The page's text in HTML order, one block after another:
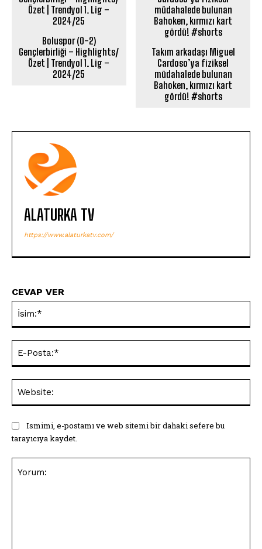
Boluspor (0-2)
Gençlerbirliği – Highlights/
Özet | Trendyol 1. Lig –
2024/25
Takım arkadaşı Miguel
Cardoso’ya fiziksel
müdahalede bulunan
Bahoken, kırmızı kart
gördü! #shorts
ALATURKA TV
https://www.alaturkatv.com/
CEVAP VER
Ismimi, e-postamı ve web sitemi bir dahaki sefere bu
tarayıcıya kaydet.